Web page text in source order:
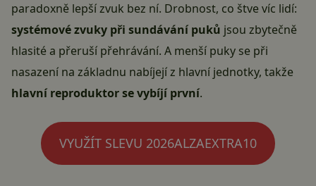
paradoxně lepší zvuk bez ní. Drobnost, co štve víc lidí:
systémové zvuky při sundávání puků jsou zbytečně
hlasité a přeruší přehrávání. A menší puky se při
nasazení na základnu nabíjejí z hlavní jednotky, takže
hlavní reproduktor se vybíjí první.
VYUŽÍT SLEVU 2026ALZAEXTRA10